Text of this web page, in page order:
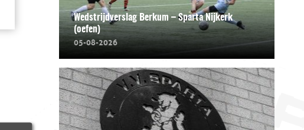
Wedstrijdverslag Berkum – Sparta Nijkerk
(oefen)
05-08-2026